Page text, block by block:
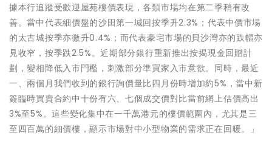
據本行追蹤受歡迎屋苑樓價表現，各類市場均在第二季稍有改
善。當中代表細價盤的沙田第一城回按季升2.3%；代表中價市場
的太古城按季亦微升0.4%；而代表豪宅市場的貝沙灣亦的跌幅亦
見收窄，按季跌2.5%。近期部分銀行重新推出按揭現金回贈計
劃，變相降低入市門檻，刺激部分準買家入市意欲。同時，最近
一、兩個月我們收到的銀行詢價量比四月份時增加約5%，當中新
簽臨時買賣合約中十份有六、七個成交價對比當前網上估價高出
3%至5%。這些變化集中在一千萬港元的樓價範圍內，尤其是三
至四百萬的細價樓，顯示市場對中小型物業的需求正在回暖。」